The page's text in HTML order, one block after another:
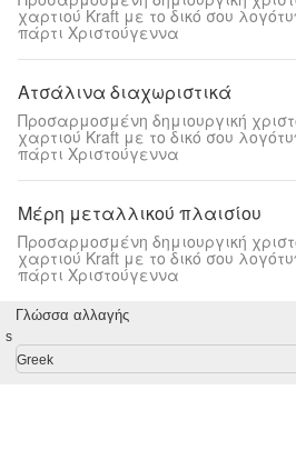
χαρτιού Kraft με το δικό σου
πάρτι Χριστούγεννα
Ατσάλινα διαχωριστικά
Προσαρμοσμένη δημιουργική
χαρτιού Kraft με το δικό σου
πάρτι Χριστούγεννα
Μέρη μεταλλικού πλαισίου
Προσαρμοσμένη δημιουργική
χαρτιού Kraft με το δικό σου
πάρτι Χριστούγεννα
Γλώσσα αλλαγής
s
Greek